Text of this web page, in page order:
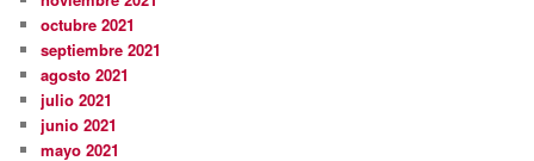
octubre 2021
septiembre 2021
agosto 2021
julio 2021
junio 2021
mayo 2021